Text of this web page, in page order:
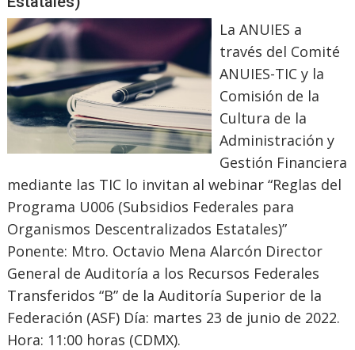
La ANUIES a
través del Comité
ANUIES-TIC y la
Comisión de la
Cultura de la
Administración y
Gestión Financiera
mediante las TIC lo invitan al webinar “Reglas del
Programa U006 (Subsidios Federales para
Organismos Descentralizados Estatales)”
Ponente: Mtro. Octavio Mena Alarcón Director
General de Auditoría a los Recursos Federales
Transferidos “B” de la Auditoría Superior de la
Federación (ASF) Día: martes 23 de junio de 2022.
Hora: 11:00 horas (CDMX).